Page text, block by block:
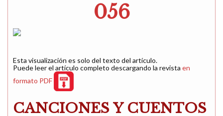
056
Esta visualización es solo del texto del artículo.
Puede leer el artículo completo descargando la revista en
formato PDF
CANCIONES Y CUENTOS